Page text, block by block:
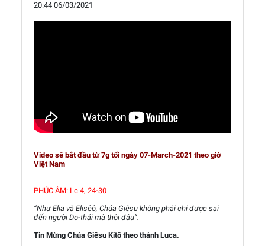
20:44 06/03/2021
Video sẽ bắt đầu từ 7g tối ngày 07-March-2021 theo giờ
Việt Nam
PHÚC ÂM: Lc 4, 24-30
“Như Elia và Elisêô, Chúa Giêsu không phải chỉ được sai
đến người Do-thái mà thôi đâu”.
Tin Mừng Chúa Giêsu Kitô theo thánh Luca.